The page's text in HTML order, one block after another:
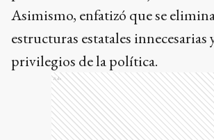
Asimismo, enfatizó que se
estructuras estatales innecesarias
privilegios de la política.
Ads